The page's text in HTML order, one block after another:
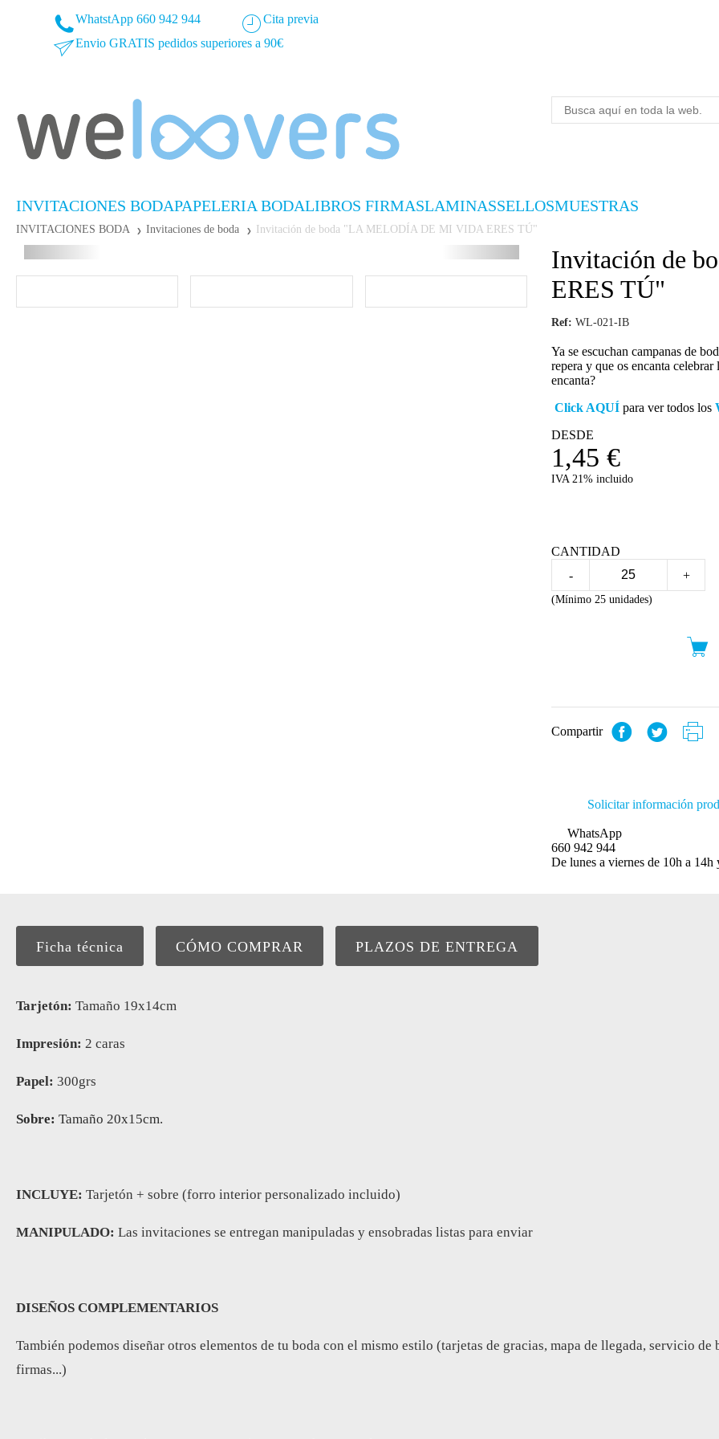
WhatstApp 660 942 944
Cita previa
Envio GRATIS pedidos superiores a 90€
INVITACIONES BODAPAPELERIA BODALIBROS FIRMASLAMINASSELLOSMUESTRAS
INVITACIONES BODA Invitaciones de boda Invitación de boda "LA MELODÍA DE MI VIDA ERES TÚ"
Invitación de
ERES TÚ"
Ref: WL-021-IB
Ya se escuchan campanas de
repera y que os encanta
encanta?
Click AQUÍ para ver todos los
DESDE
1,45 €
IVA 21% incluido
CANTIDAD
-
+
(Mínimo 25 unidades)
Compartir
Solicitar información
WhatsApp
660 942 944
De lunes a viernes de 10h a 14h
Ficha técnica CÓMO COMPRAR PLAZOS DE ENTREGA
Tarjetón: Tamaño 19x14cm
Impresión: 2 caras
Papel: 300grs
Sobre: Tamaño 20x15cm.
INCLUYE: Tarjetón + sobre (forro interior personalizado incluido)
MANIPULADO: Las invitaciones se entregan manipuladas y ensobradas listas para enviar
DISEÑOS COMPLEMENTARIOS
También podemos diseñar otros elementos de tu boda con el mismo estilo (tarjetas de gracias, mapa de llegada, servicio
firmas...)